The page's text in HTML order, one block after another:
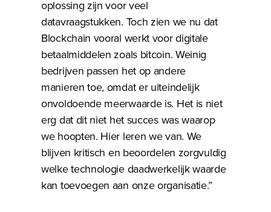
oplossing zijn voor veel
datavraagstukken. Toch zien we nu dat
Blockchain vooral werkt voor digitale
betaalmiddelen zoals bitcoin. Weinig
bedrijven passen het op andere
manieren toe, omdat er uiteindelijk
onvoldoende meerwaarde is. Het is niet
erg dat dit niet het succes was waarop
we hoopten. Hier leren we van. We
blijven kritisch en beoordelen zorgvuldig
welke technologie daadwerkelijk waarde
kan toevoegen aan onze organisatie.”